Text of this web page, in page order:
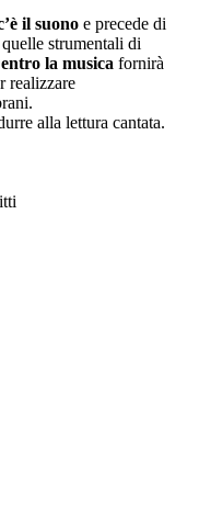
il suono e precede di
quelle strumentali di
la musica fornirà
realizzare
alla lettura cantata.